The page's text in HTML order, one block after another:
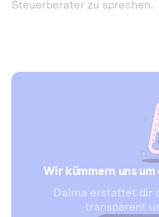
Steuerberater zu sprechen.
Wir kümmern uns
Dalma erstattet dir
transparent